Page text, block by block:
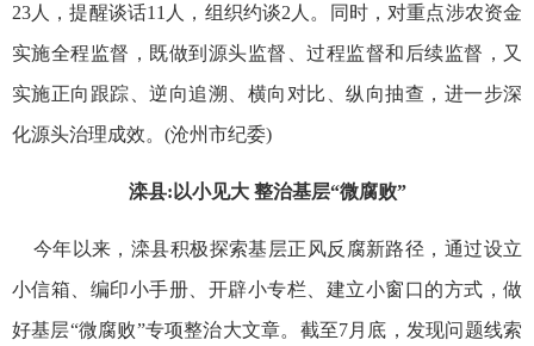
23人，提醒谈话11人，组织约谈2人。同时，对重点涉农资金
实施全程监督，既做到源头监督、过程监督和后续监督，又
实施正向跟踪、逆向追溯、横向对比、纵向抽查，进一步深
化源头治理成效。(沧州市纪委)
滦县:以小见大 整治基层“微腐败”
今年以来，滦县积极探索基层正风反腐新路径，通过设立
小信箱、编印小手册、开辟小专栏、建立小窗口的方式，做
好基层“微腐败”专项整治大文章。截至7月底，发现问题线索